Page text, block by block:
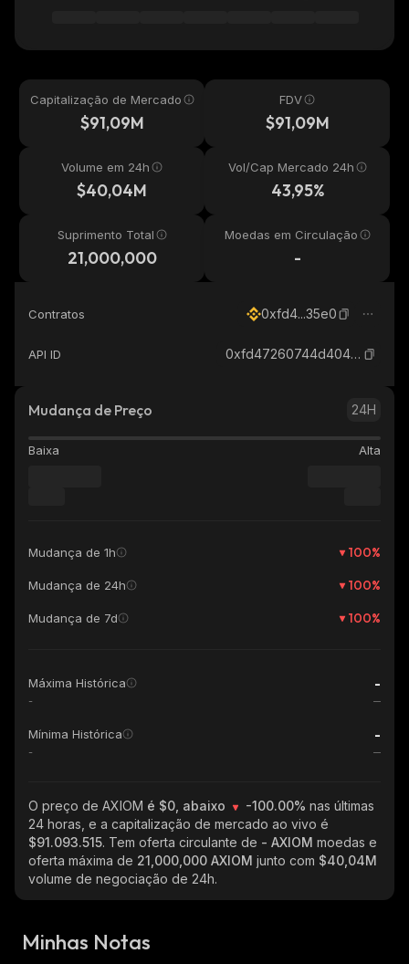
Capitalização de Mercado
$91,09M
FDV
$91,09M
Volume em 24h
$40,04M
Vol/Cap Mercado 24h
43,95%
Suprimento Total
21,000,000
Moedas em Circulação
-
Contratos 0xfd4...35e0
API ID 0xfd47260744d404784495f5dfa337ca034e7135e0_binance_smart
Mudança de Preço 24H
Baixa Alta
Mudança de 1h 100%
Mudança de 24h 100%
Mudança de 7d 100%
Máxima Histórica -
-
Mínima Histórica -
-
O preço de AXIOM é $0, abaixo -100.00% nas últimas
24 horas, e a capitalização de mercado ao vivo é
$91.093.515. Tem oferta circulante de - AXIOM moedas e
oferta máxima de 21,000,000 AXIOM junto com $40,04M
volume de negociação de 24h.
Minhas Notas